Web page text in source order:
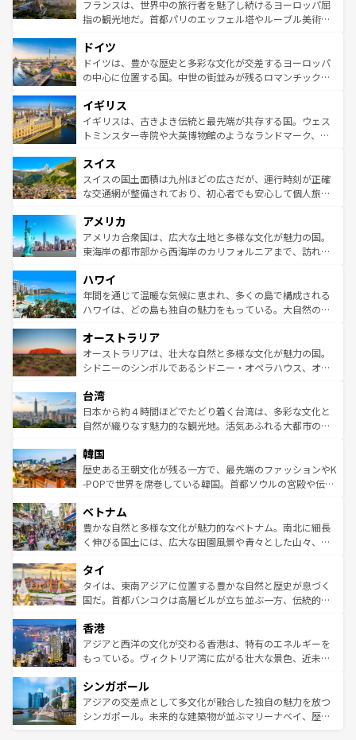
アートに溢れた街角から、地方では古代ローマ遺跡や中世
せる。地方によって風土や気候が異なるスペインはその個
性で訪れる人を魅了する。 なお、新着のスペイン情報は コ
ンテンツ一覧を参照してほしい。
フランスは、世界中の旅行者を魅了し続けるヨーロッパ屈
指の観光地だ。首都パリのエッフェル塔やルーブル美術館
で、幅広い魅力が詰まっている。華麗な宮殿、歴史的な大
聖堂、美しいビーチ、そして豊かな自然が、訪れる者を心
から魅了する。また、フランスは美食の国としても知ら
いる。シャンパンの発祥地であるランス、プロヴァンスの
香り高いラベンダー畑など、多彩な楽しみ方が可能だ。さ
らに、パリ以外の地域にも魅力が溢れており、どの街角に
れる地方に足を運ぶとそれぞれで全く異なる文化を体験で
きるだろう。 なお、新着のフランス情報はコンテンツ一覧
を参照してほしい。
ドイツ
ドイツは、豊かな歴史と多彩な文化が交差するヨーロッパ
の中心に位置する国。中世の街並みが残るロマンチック街
顔を持つこの国は、どこを歩いても飽きることがない。ベ
ルリンの文化的活気、バイエルン州のアルプスの絶景、そ
してライン川沿いのワイン畑といった風景は必見。ビール
は、お酒好きな人にはぜひ体験してほしい。 なお、新着の
ドイツ情報はコンテンツ一覧を参照してほしい。
イギリス
イギリスは、古きよき伝統と最先端が共存する国。ウェス
トミンスター寺院や大英博物館のようなランドマーク、歴
リアごとに異なる魅力がある。また、優雅なアフタヌーン
ティー、ビール好きにはたまらない英国パブ、サッカー観
戦など、本場だからこそできる体験も豊富。イギリスを旅
ンツ一覧を参照してほしい。
スイス
スイスの国土面積は九州ほどの広さだが、運行時刻が正確
な交通網が整備されており、初心者でも安心して個人旅行
の建物がそのまま残る町や、スイスならではのユニークな
博物館もあり、アルプス観光だけでなく町歩きも満喫する
ことができる。国民の所得が高いため物価も高いが、旅行
ば市内交通費無料で観光を楽しむこともできる。 なお、新
着のスイス情報はコンテンツ一覧 を参照してほしい。
アメリカ
アメリカ合衆国は、広大な土地と多様な文化が魅力の国。
東海岸の都市部から西海岸のカリフォルニアまで、訪れる
のような巨大都市は、観光、ショッピング、エンターテイ
ンメントが詰まった刺激的なスポットだ。一方、アメリカ
西部には大自然が広がり、グランドキャニオンやイエロー
部のニューオーリンズでは、音楽と美食が融合した独特の
文化が魅力。旅行者はアメリカの各地域で異なる魅力を楽
しみながら、その多様性と豊かな歴史を感じることができ
ならではの贅沢な旅のスタイルだ。 なお、新着のアメリカ
情報はコンテンツ一覧を参照してほしい。
ハワイ
年間を通じて温暖な気候に恵まれ、多くの島で構成される
ハワイは、どの島も独自の魅力をもっている。大自然の神
ワイ島は見逃せない。また、定番の観光地といえばオアフ
島だが、静かな自然を求めるならマウイ島やカウアイ島が
おすすめ。エメラルドグリーンに輝く海をはじめ、豊かな
れるおもてなしの心で訪れる人々を迎えてくれるハワイの
人々、おいしいローカルフードやハワイアンミュージッ
ク、伝統的なフラダンスなど、すべてがハワイの魅力を彩
ワイを、存分に味わってほしい。 なお、新着のハワイ情報
はコンテンツ一覧を参照してほしい。
オーストラリア
オーストラリアは、壮大な自然と多様な文化が魅力の国。
シドニーのシンボルであるシドニー・オペラハウス、オー
リアリーフや大陸中央部にそびえるウルル（エアーズロッ
ク）、タスマニアの美しい原生林やケアンズの熱帯雨林な
ど、見どころがたくさん。また、カフェやワイン、オージ
いる。アクティビティも充実しており、サーフィンやダイ
ビング、ハイキングなど、アウトドア好きにはたまらな
い。オーストラリアの多彩な魅力を存分に味わいつくそ
参照してほしい。
台湾
日本から約４時間ほどでたどり着く台湾は、多彩な文化と
自然が織りなす魅力的な観光地。活気あふれる大都市の台
ン）、静ひつな山岳地帯である台湾東部など、都市の喧騒
と山間の静けさが共存しており、訪れる人に新しい発見と
驚きをもたらしてくれる。また、奥深い台湾の食文化も魅
容にもいいと評判のスイーツなど、バラエティ豊かな料理
が味わえる。 なお、新着の台湾情報は コンテンツ一覧を参
照してほしい。
韓国
歴史ある王朝文化が残る一方で、最先端のファッションやK
-POPで世界を席巻している韓国。首都ソウルの宮殿や伝統
き、地方に足を延ばせば四季折々の自然美を楽しむことが
できる。そして、キムチや焼肉、絶品のストリートフード
まで、さまざまな韓国料理が待っている。夜には、韓国な
リティに包まれながら、韓国の多彩な魅力を心ゆくまで味
わってみてほしい。 なお、新着の韓国情報はコンテンツ一
覧を参照してほしい。
ベトナム
豊かな自然と多様な文化が魅力的なベトナム。南北に細長
く伸びる国土には、広大な田園風景や青々とした山々、世
急速な発展と共に伝統が息づく。ハノイの古い町並みやホ
ーチミン市のフランス統治時代の建物も、独特の雰囲気を
醸し出している。また、バラエティの豊かさとおいしさで
とつ。フォーやバインミー、ベトナムコーヒーなどは、ぜ
ひ現地で味わいたい。どの地域を訪れてもあたたかい人々
が旅行者を迎えてくれるので、きっと忘れられない旅にな
参照してほしい。
タイ
タイは、東南アジアに位置する豊かな自然と歴史が息づく
国だ。首都バンコクは高層ビルが立ち並ぶ一方、伝統的な
の活気が交差している。北部ではチェンマイなどの山岳地
帯で自然と触れ合い、南部ではプーケットやクラビの美し
いビーチでリゾート気分を楽しむことができる。タイ料理
激する。気候は一年中温暖で、どの季節にも異なる楽しみ
が待っている。親しみやすいタイの人々、仏教を中心とし
た文化、そして多様な観光資源が、訪れる旅人を魅了し続
香港
アジアと西洋の文化が交わる香港は、特有のエネルギーを
もっている。ヴィクトリア湾に広がる壮大な景色、近未来
み、どこを訪れても感動するはず。観光スポットが密集し
ており、効率よく見どころを回れるのも魅力。息をのむよ
うな絶景から文化的な体験まで、香港を存分に楽しみ尽く
シンガポール
アジアの交差点として多文化が融合した独自の魅力を放つ
シンガポール。未来的な建築物が並ぶマリーナベイ、歴史